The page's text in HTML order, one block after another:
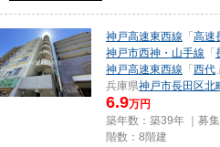
神戸高速東西線 「 高速
神戸市西神・山手線 「
神戸高速東西線 「 西代
兵庫県神戸市長田区北
6.9万円
築年数：築39年 ｜募集
階数：8階建